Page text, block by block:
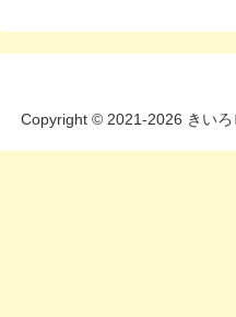
Copyright © 2021-2026 きいろ